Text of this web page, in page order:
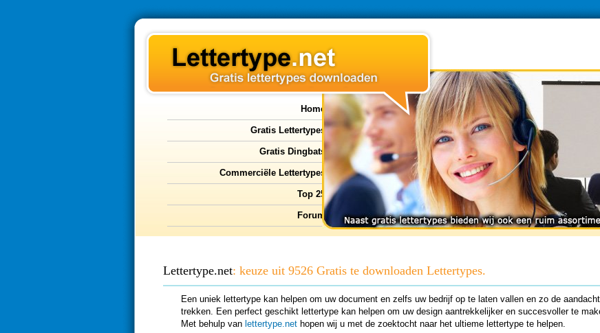
Home
Gratis Lettertypes
Gratis Dingbats
Commerciële Lettertypes
Top 25
Forum
Lettertype.net: keuze uit 9526 Gratis te downloaden Lettertypes.
Een uniek lettertype kan helpen om uw document en zelfs uw bedrijf op te laten vallen en zo de
trekken. Een perfect geschikt lettertype kan helpen om uw design aantrekkelijker en succesvoller te
Met behulp van lettertype.net hopen wij u met de zoektocht naar het ultieme lettertype te helpen.